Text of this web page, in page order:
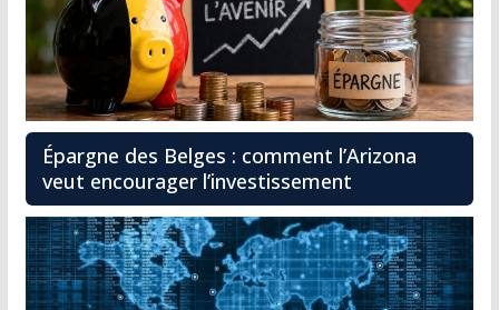
Épargne des Belges : comment l’Arizona
veut encourager l’investissement